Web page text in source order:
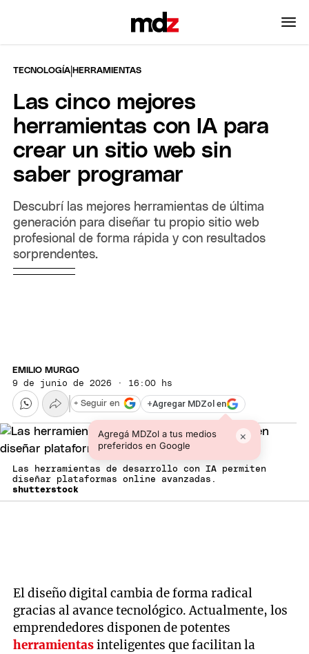
TECNOLOGÍA |HERRAMIENTAS
Las cinco mejores
herramientas con IA para
crear un sitio web sin
saber programar
Descubrí las mejores herramientas de última
generación para diseñar tu propio sitio web
profesional de forma rápida y con resultados
sorprendentes.
EMILIO MURGO
9 de junio de 2026 · 16:00 hs
+Agregar MDZol en
Agregá MDZol a tus medios
preferidos en Google
×
+ Seguir en
Las herramientas de desarrollo con IA permiten
diseñar plataformas online avanzadas.
shutterstock
El diseño digital cambia de forma radical
gracias al avance tecnológico. Actualmente, los
emprendedores disponen de potentes
herramientasinteligentes que facilitan la